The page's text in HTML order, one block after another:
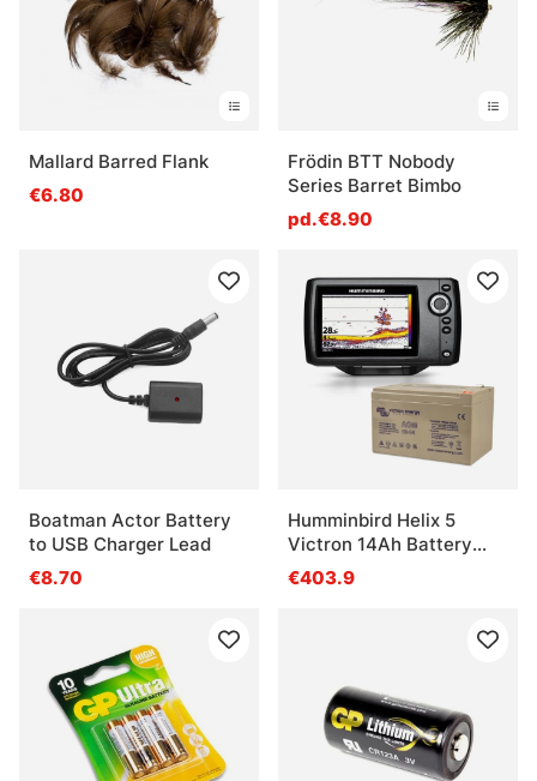
Mallard Barred Flank
€6.80
Frödin BTT Nobody
Series Barret Bimbo
pd.€8.90
Boatman Actor Battery
to USB Charger Lead
€8.70
Humminbird Helix 5
Victron 14Ah Battery
Combo
€403.9